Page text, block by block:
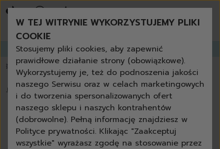
bestsellery
promocje tygodnia
nowości
produkty uniwersalne + eko
zestawy
czyszczenie
kuchnia
łazienka
szkło
podłoga
meble
grill i kominek
Zapisz się do GANGLETTERAi zyskaj ażdo 30% rabatu!
💥 Papier toaletowy 3-warstwowy za darmo powyżej 200 zł
📦 dostawa
🏠 › Blog › Jak wyczyścić piekarnik domowo i profesjonalnie
Jak wyczyścić piekarnik domowo i
profesjonalnie
W TEJ WITRYNIE WYKORZYSTUJEMY PLIKI
COOKIE
Stosujemy pliki cookies, aby zapewnić
prawidłowe działanie strony (obowiązkowe).
Wykorzystujemy je, też do podnoszenia jakości
naszego Serwisu oraz w celach marketingowych
i do tworzenia spersonalizowanych ofert
naszego sklepu i naszych kontrahentów
(dobrowolne). Pełną informację znajdziesz w
Polityce prywatności. Klikając "Zaakceptuj
wszystkie" wyrażasz zgodę na stosowanie przez